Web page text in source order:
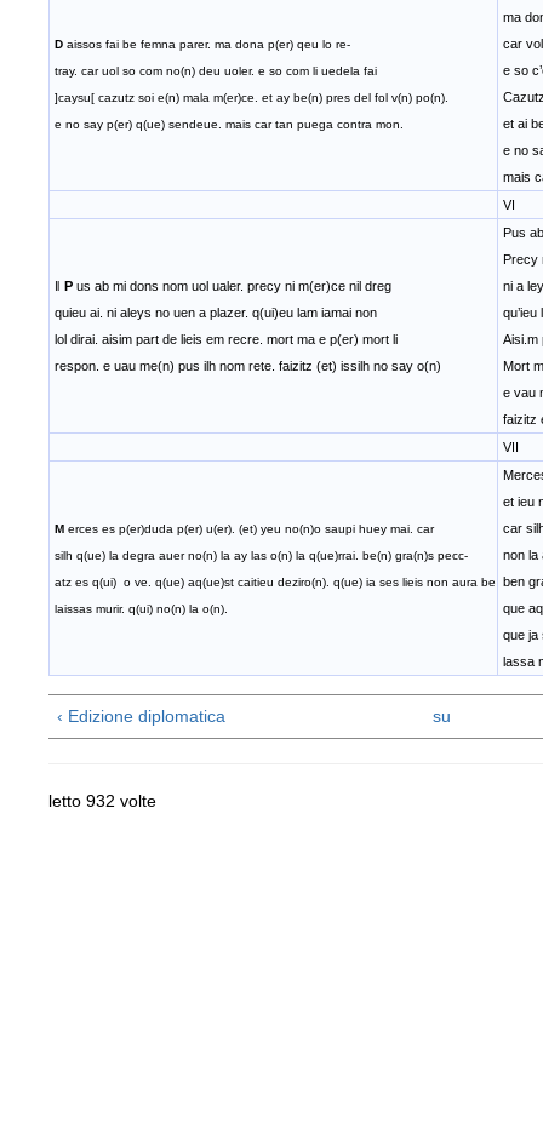
D aissos fai be femna parer. ma dona p(er) qeu lo re-
tray. car uol so com no(n) deu uoler. e so com li uedela fai
]caysu[ cazutz soi e(n) mala m(er)ce. et ay be(n) pres del fol v(n) po(n).
e no say p(er) q(ue) sendeue. mais car tan puega contra mon.
ma
car
e so
et ai
e no
mais
VI
‖ P us ab mi dons nom uol ualer. precy ni m(er)ce nil dreg
quieu ai. ni aleys no uen a plazer. q(ui)eu lam iamai non
lol dirai. aisim part de lieis em recre. mort ma e p(er) mort li
respon. e uau me(n) pus ilh nom rete. faizitz (et) issilh no say o(n)
Pus
Precy
ni a
qu’ieu
Aisi.m
Mort
e vau
faizitz
VII
M erces es p(er)duda p(er) u(er). (et) yeu no(n)o saupi huey mai. car
silh q(ue) la degra auer no(n) la ay las o(n) la q(ue)rrai. be(n) gra(n)s pecc-
atz es q(ui) o ve. q(ue) aq(ue)st caitieu deziro(n). q(ue) ia ses lieis non aura be
laissas murir. q(ui) no(n) la o(n).
et ieu
car
non la
ben
que
que ja
lassa
‹ Edizione diplomatica su
letto 932 volte